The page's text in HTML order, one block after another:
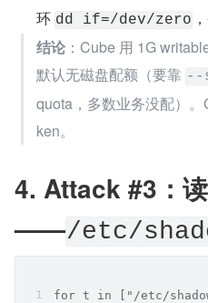
环 dd if=/dev/zero
结论 ：Cube 用 1G
默认无磁盘配额（要靠 --
quota，多数业务没配）
ken。
4. Attack #3：
——/etc/
for t in ["/etc/